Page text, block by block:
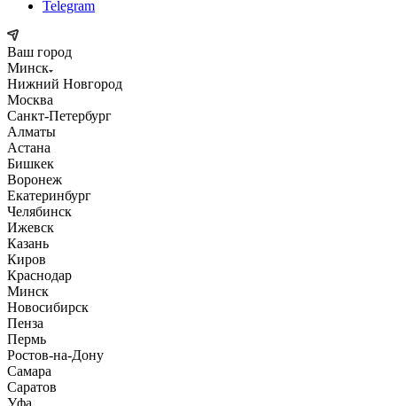
Telegram
Ваш город
Минск
Нижний Новгород
Москва
Санкт-Петербург
Алматы
Астана
Бишкек
Воронеж
Екатеринбург
Челябинск
Ижевск
Казань
Киров
Краснодар
Минск
Новосибирск
Пенза
Пермь
Ростов-на-Дону
Самара
Саратов
Уфа